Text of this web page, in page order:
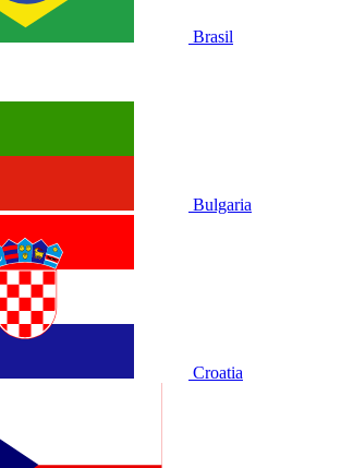
Brasil
Bulgaria
Croatia